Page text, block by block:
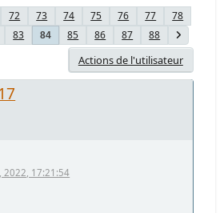
72 73 74 75 76 77
78
83 84 85 86 87 88
Actions de l'utilisateur
2022, 17:21:54